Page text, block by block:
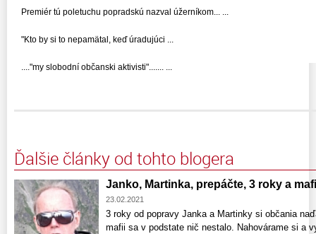
Premiér tú poletuchu popradskú nazval úžerníkom... ...
"Kto by si to nepamätal, keď úradujúci ...
...."my slobodní občanski aktivisti"....... ...
Ďalšie články od tohto blogera
Janko, Martinka, prepáčte, 3 roky a
23.02.2021
3 roky od popravy Janka a Martinky si občania
mafii sa v podstate nič nestalo. Nahovárame si a